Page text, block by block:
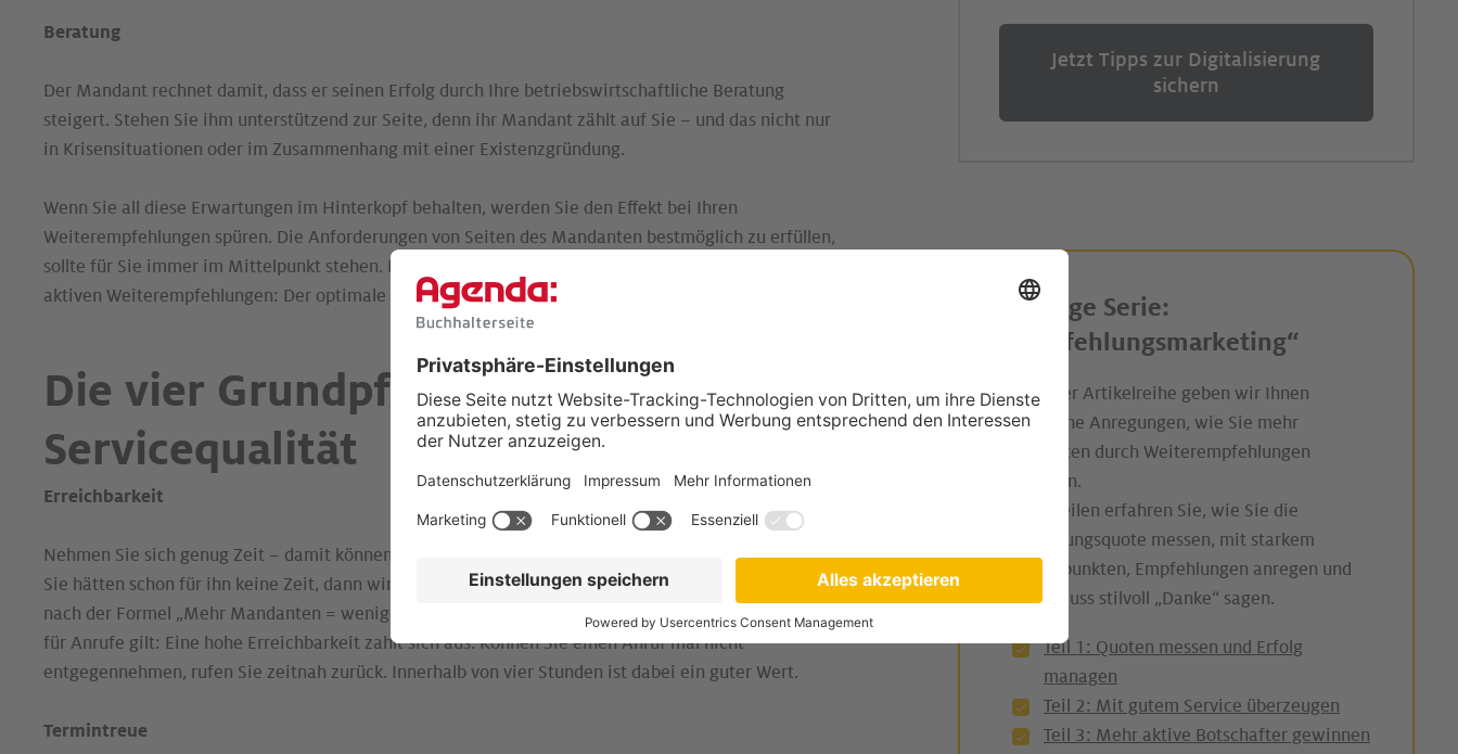
Beratung
Der Mandant rechnet damit, dass er seinen Erfolg durch Ihre betriebswirtschaftliche Beratung
steigert. Stehen Sie ihm unterstützend zur Seite, denn ihr Mandant zählt auf Sie – und das nicht nur
in Krisensituationen oder im Zusammenhang mit einer Existenzgründung.
Wenn Sie all diese Erwartungen im Hinterkopf behalten, werden Sie den Effekt bei Ihren
Weiterempfehlungen spüren. Die Anforderungen von Seiten des Mandanten bestmöglich zu erfüllen,
sollte für Sie immer im Mittelpunkt stehen. Daneben führt aber noch ein anderer Weg zu mehr
aktiven Weiterempfehlungen: Der optimale Ausbau der vier Service-Grundpfeiler.
Die vier Grundpfeiler der
Servicequalität
Erreichbarkeit
Nehmen Sie sich genug Zeit – damit können Sie Ihre Mandanten überzeugen. Glaubt ein Mandant,
Sie hätten schon für ihn keine Zeit, dann wird er sie auch nicht an andere weiterempfehlen. Ganz
nach der Formel „Mehr Mandanten = weniger Zeit für mich und meine persönliche Betreuung“. Auch
für Anrufe gilt: Eine hohe Erreichbarkeit zahlt sich aus. Können Sie einen Anruf mal nicht
entgegennehmen, rufen Sie zeitnah zurück. Innerhalb von vier Stunden ist dabei ein guter Wert.
Termintreue
Jetzt Tipps zur Digitalisierung
sichern
4-teilige Serie:
„Empfehlungsmarketing“
In unserer Artikelreihe geben wir Ihnen
praxisnahe Anregungen, wie Sie mehr
Mandanten durch Weiterempfehlungen
gewinnen.
In vier Teilen erfahren Sie, wie Sie die
Empfehlungsquote messen, mit starkem
Service punkten, Empfehlungen anregen und
zum Schluss stilvoll „Danke“ sagen.
Teil 1: Quoten messen und Erfolg
managen
Teil 2: Mit gutem Service überzeugen
Teil 3: Mehr aktive Botschafter gewinnen